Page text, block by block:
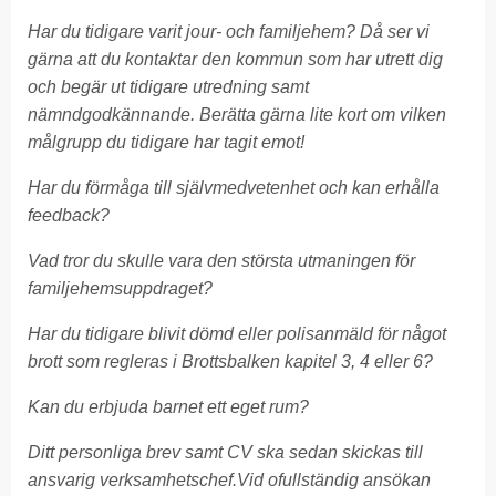
Har du tidigare varit jour- och familjehem? Då ser vi
gärna att du kontaktar den kommun som har utrett dig
och begär ut tidigare utredning samt
nämndgodkännande. Berätta gärna lite kort om vilken
målgrupp du tidigare har tagit emot!
Har du förmåga till självmedvetenhet och kan erhålla
feedback?
Vad tror du skulle vara den största utmaningen för
familjehemsuppdraget?
Har du tidigare blivit dömd eller polisanmäld för något
brott som regleras i Brottsbalken kapitel 3, 4 eller 6?
Kan du erbjuda barnet ett eget rum?
Ditt personliga brev samt CV ska sedan skickas till
ansvarig verksamhetschef.Vid ofullständig ansökan